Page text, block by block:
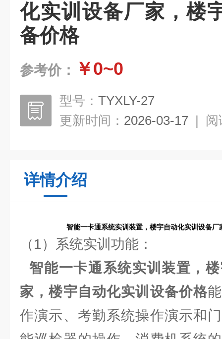
化实训设备厂家，楼
备价格
参考价： ￥0~0
型号： TYXLY-27
更新时间： 2026-03-17 | 阅
详情介绍
智能一卡通系统实训装置，楼宇自动化实训设备
（1）系统实训功能：
智能一卡通系统实训装置，
家，楼宇自动化实训设备价格
作演示、考勤系统操作演示和